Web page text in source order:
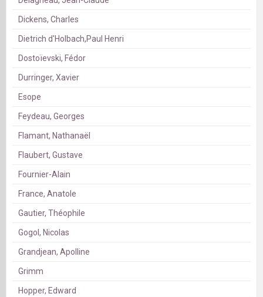
Dickens, Charles
Dietrich d'Holbach,Paul Henri
Dostoïevski, Fédor
Durringer, Xavier
Esope
Feydeau, Georges
Flamant, Nathanaël
Flaubert, Gustave
Fournier-Alain
France, Anatole
Gautier, Théophile
Gogol, Nicolas
Grandjean, Apolline
Grimm
Hopper, Edward